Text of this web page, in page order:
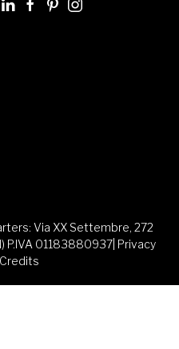
Via XX Settembre, 272
P.IVA 01183880937| Privacy
Credits